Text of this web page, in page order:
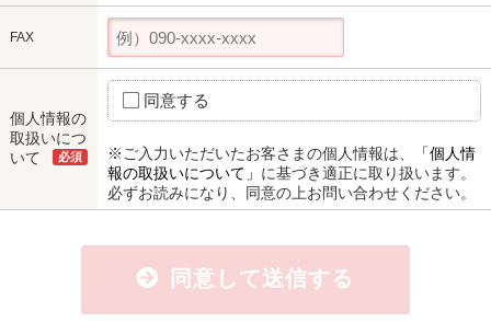
FAX
個人情報の
取扱いにつ
いて
必須
同意する
※ご入力いただいたお客さまの個人情報は、
「個人情
報の取扱いについて」 に基づき適正に取り扱います。
必ずお読みになり、同意の上お問い合わせください。
同意して送信する